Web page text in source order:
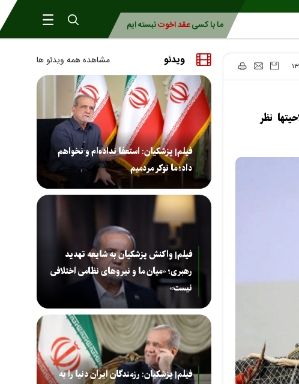
ما با کسیعقد اخوتنبسته ایم
ردصلاحیت ها حزبی و جناحی نبوده/ هنوز شورای نگهبان به ردصلاحیت‎ها نظر
ویدئو مشاهده همه ویدئو ها
فیلم| پزشکیان: استعفا نداده‌ام و نخواهم
داد؛ ما نوکر مردمیم
فیلم| واکنش پزشکیان به شایعه تهدید
رهبری؛ «میان ما و نیروهای نظامی اختلافی
نیست»
فیلم| پزشکیان: رزمندگان ایران دنیا را به